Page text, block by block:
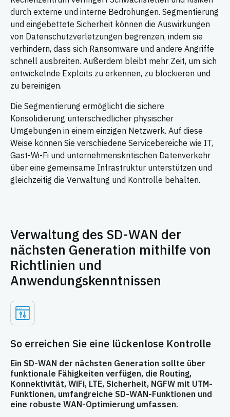
durch externe und interne Bedrohungen. Segmentierung
und eingebettete Sicherheit können die Auswirkungen
von Datenschutzverletzungen begrenzen, indem sie
verhindern, dass sich Ransomware und andere Angriffe
schnell ausbreiten. Außerdem bleibt mehr Zeit, um sich
entwickelnde Exploits zu erkennen, zu blockieren und
zu bereinigen.
Die Segmentierung ermöglicht die sichere
Konsolidierung unterschiedlicher physischer
Umgebungen in einem einzigen Netzwerk. Auf diese
Weise können Sie verschiedene Servicebereiche wie IT,
Gast-Wi-Fi und unternehmenskritischen Datenverkehr
über eine gemeinsame Infrastruktur unterstützen und
gleichzeitig die Verwaltung und Kontrolle behalten.
Verwaltung des SD-WAN der
nächsten Generation mithilfe von
Richtlinien und
Anwendungskenntnissen
So erreichen Sie eine lückenlose Kontrolle
Ein SD-WAN der nächsten Generation sollte über
funktionale Fähigkeiten verfügen, die Routing,
Konnektivität, WiFi, LTE, Sicherheit, NGFW mit UTM-
Funktionen, umfangreiche SD-WAN-Funktionen und
eine robuste WAN-Optimierung umfassen.